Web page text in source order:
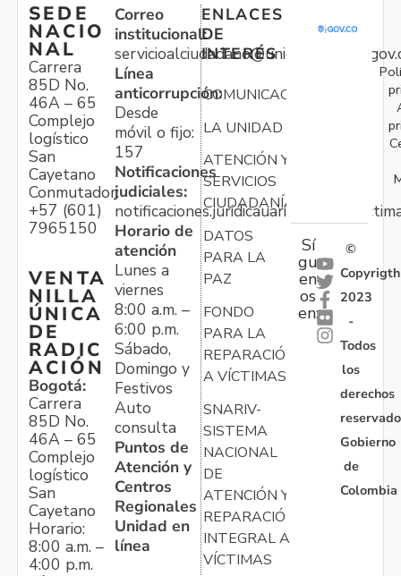
SEDE
NACIO
NAL
Carrera
85D No.
46A – 65
Complejo
logístico
San
Cayetano
Conmutador:
+57 (601)
7965150
VENTA
NILLA
ÚNICA
DE
RADIC
ACIÓN
Bogotá:
Carrera
85D No.
46A – 65
Complejo
logístico
San
Cayetano
Horario:
8:00 a.m. –
4:00 p.m.
Correo
institucional:
Línea
anticorrupción:
Desde
móvil o fijo:
157
Notificaciones
judiciales:
Horario de
atención
Lunes a
viernes
8:00 a.m. –
6:00 p.m.
Sábado,
Domingo y
Festivos
Auto
consulta
Puntos de
Atención y
Centros
Regionales
Unidad en
línea
ENLACES
DE
INTERÉS
COMUNICACIONES
LA UNIDAD
ATENCIÓN Y
SERVICIOS
CIUDADANÍA
DATOS
PARA LA
PAZ
FONDO
PARA LA
REPARACIÓN
A VÍCTIMAS
SNARIV-
SISTEMA
NACIONAL
DE
ATENCIÓN Y
REPARACIÓN
INTEGRAL A
VÍCTIMAS
Sí
gu
en
os
en:
©
Copyrigth
2023
-
Todos
los
derechos
Gobierno
de
Colombia